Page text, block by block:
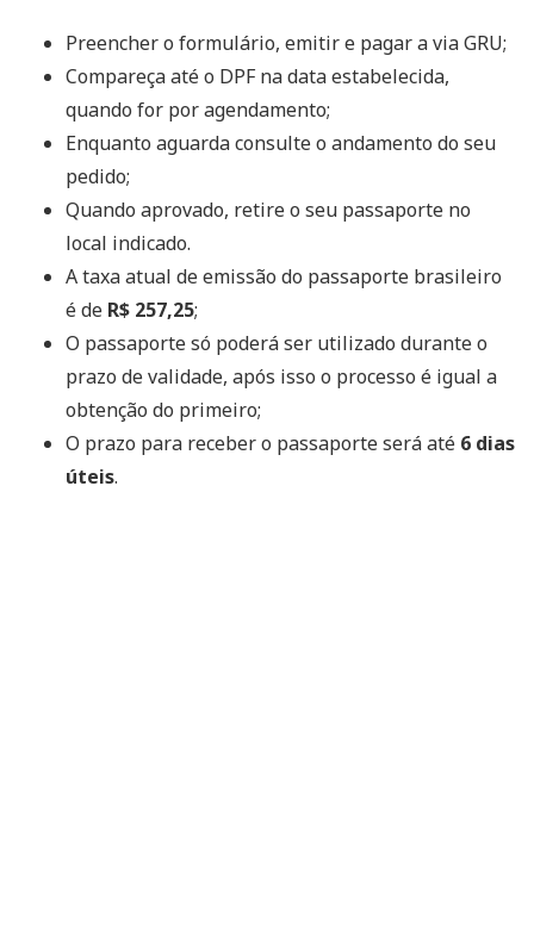
Preencher o formulário, emitir e pagar a via GRU;
Compareça até o DPF na data estabelecida,
quando for por agendamento;
Enquanto aguarda consulte o andamento do seu
pedido;
Quando aprovado, retire o seu passaporte no
local indicado.
A taxa atual de emissão do passaporte brasileiro
é de R$ 257,25;
O passaporte só poderá ser utilizado durante o
prazo de validade, após isso o processo é igual a
obtenção do primeiro;
O prazo para receber o passaporte será até 6 dias
úteis.